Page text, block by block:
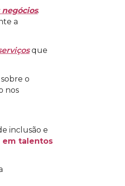
.
a
que
o
nos
inclusão e
em talentos